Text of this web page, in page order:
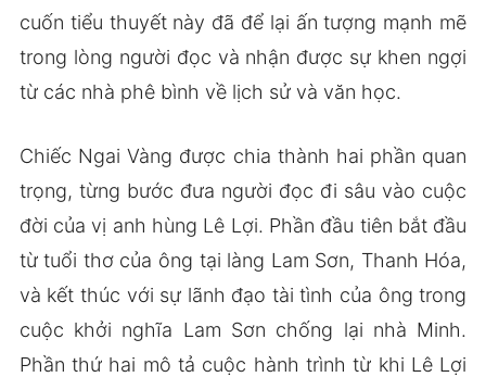
cuốn tiểu thuyết này đã để lại ấn tượng mạnh mẽ
trong lòng người đọc và nhận được sự khen ngợi
từ các nhà phê bình về lịch sử và văn học.
Chiếc Ngai Vàng được chia thành hai phần quan
trọng, từng bước đưa người đọc đi sâu vào cuộc
đời của vị anh hùng Lê Lợi. Phần đầu tiên bắt đầu
từ tuổi thơ của ông tại làng Lam Sơn, Thanh Hóa,
và kết thúc với sự lãnh đạo tài tình của ông trong
cuộc khởi nghĩa Lam Sơn chống lại nhà Minh.
Phần thứ hai mô tả cuộc hành trình từ khi Lê Lợi